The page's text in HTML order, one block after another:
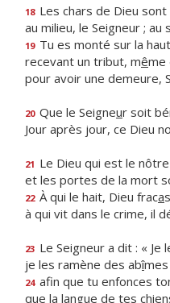
18 Les chars de Dieu sont
au milieu, le Seigneur ; au
19 Tu es monté sur la
recevant un tribut, même
pour avoir une demeure,
20 Que le Seigneur soit
Jour après jour, ce Dieu
21 Le Dieu qui est le
et les portes de la mort
22 À qui le hait, Dieu fraca
à qui vit dans le crime, il
23 Le Seigneur a dit : « Je
je les ramène des abî
24 afin que tu enfonces
que la langue de tes